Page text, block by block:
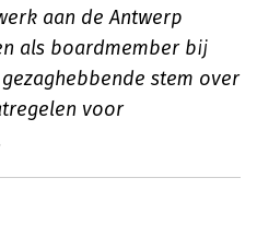
aan de Antwerp
als boardmember bij
gezaghebbende stem over
voor